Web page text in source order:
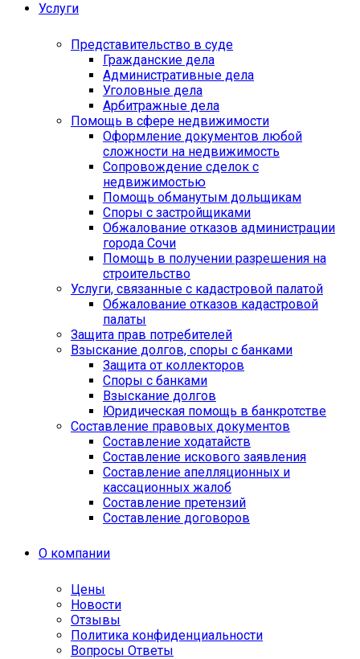
Услуги
Представительство в суде
Гражданские дела
Административные дела
Уголовные дела
Арбитражные дела
Помощь в сфере недвижимости
Оформление документов любой
сложности на недвижимость
Сопровождение сделок с
недвижимостью
Помощь обманутым дольщикам
Споры с застройщиками
Обжалование отказов администрации
города Сочи
Помощь в получении разрешения на
строительство
Услуги, связанные с кадастровой палатой
Обжалование отказов кадастровой
палаты
Защита прав потребителей
Взыскание долгов, споры с банками
Защита от коллекторов
Споры с банками
Взыскание долгов
Юридическая помощь в банкротстве
Составление правовых документов
Составление ходатайств
Составление искового заявления
Составление апелляционных и
кассационных жалоб
Cоставление претензий
Составление договоров
О компании
Цены
Новости
Отзывы
Политика конфиденциальности
Вопросы Ответы